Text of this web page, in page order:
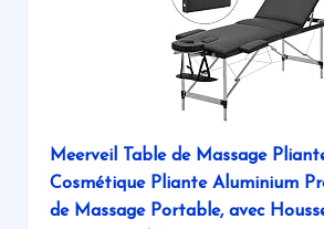
Meerveil Table de Massage
Cosmétique Pliante Aluminium
de Massage Portable, avec